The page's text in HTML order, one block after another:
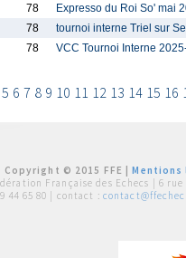
78 Expresso du Roi So' mai
78 tournoi interne Triel sur
78 VCC Tournoi Interne
5 6 7 8 9 10 11 12 13 14 15 16
Copyright © 2015 FFE |Mentions
Française des Echecs | 6 rue
44 65 80 | contact :